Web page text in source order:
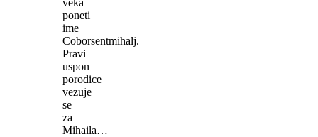
veka
poneti
ime
Coborsentmihalj.
Pravi
uspon
porodice
vezuje
se
za
Mihaila…